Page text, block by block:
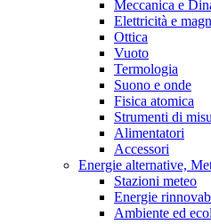
Meccanica e
Elettricità e
Ottica
Vuoto
Termologia
Suono e onde
Fisica atomica
Strumenti di
Alimentatori
Accessori
Energie alternative,
Stazioni meteo
Energie
Ambiente ed